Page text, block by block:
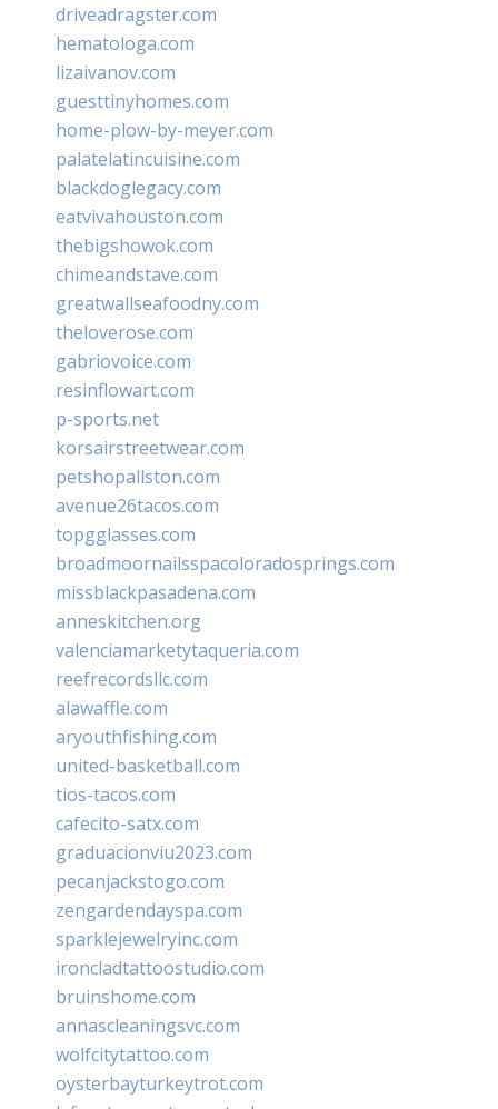
driveadragster.com
hematologa.com
lizaivanov.com
guesttinyhomes.com
home-plow-by-meyer.com
palatelatincuisine.com
blackdoglegacy.com
eatvivahouston.com
thebigshowok.com
chimeandstave.com
greatwallseafoodny.com
theloverose.com
gabriovoice.com
resinflowart.com
p-sports.net
korsairstreetwear.com
petshopallston.com
avenue26tacos.com
topgglasses.com
broadmoornailsspacoloradosprings.com
missblackpasadena.com
anneskitchen.org
valenciamarketytaqueria.com
reefrecordsllc.com
alawaffle.com
aryouthfishing.com
united-basketball.com
tios-tacos.com
cafecito-satx.com
graduacionviu2023.com
pecanjackstogo.com
zengardendayspa.com
sparklejewelryinc.com
ironcladtattoostudio.com
bruinshome.com
annascleaningsvc.com
wolfcitytattoo.com
oysterbayturkeytrot.com